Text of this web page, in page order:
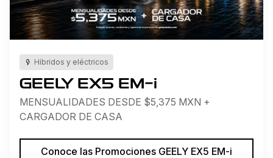
Híbridos y eléctricos
GEELY EX5 EM-i
MENSUALIDADES DESDE $5,375 MXN +
CARGADOR DE CASA
Conoce las Promociones GEELY EX5 EM-i